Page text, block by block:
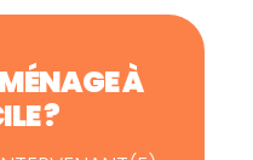
À
?